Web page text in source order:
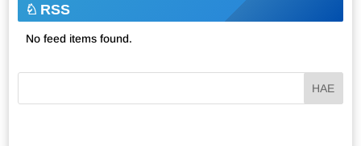
RSS
No feed items found.